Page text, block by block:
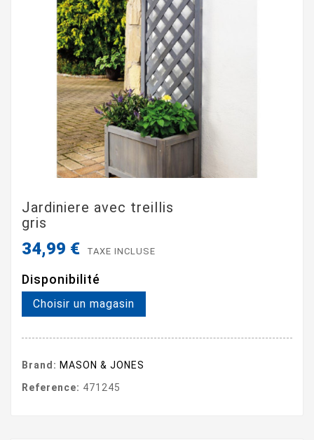
Jardiniere avec treillis
gris
34,99 € TAXE INCLUSE
Disponibilité
Choisir un magasin
Brand: MASON & JONES
Reference: 471245